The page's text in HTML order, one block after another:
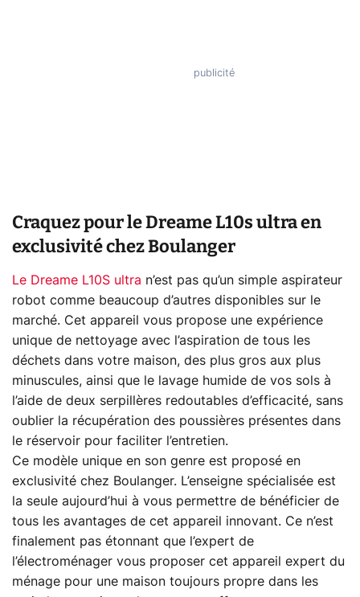
Craquez pour le Dreame L10s ultra en
exclusivité chez Boulanger
Le Dreame L10S ultra n’est pas qu’un simple aspirateur
robot comme beaucoup d’autres disponibles sur le
marché. Cet appareil vous propose une expérience
unique de nettoyage avec l’aspiration de tous les
déchets dans votre maison, des plus gros aux plus
minuscules, ainsi que le lavage humide de vos sols à
l’aide de deux serpillères redoutables d’efficacité, sans
oublier la récupération des poussières présentes dans
le réservoir pour faciliter l’entretien.
Ce modèle unique en son genre est proposé en
exclusivité chez Boulanger. L’enseigne spécialisée est
la seule aujourd’hui à vous permettre de bénéficier de
tous les avantages de cet appareil innovant. Ce n’est
finalement pas étonnant que l’expert de
l’électroménager vous proposer cet appareil expert du
ménage pour une maison toujours propre dans les